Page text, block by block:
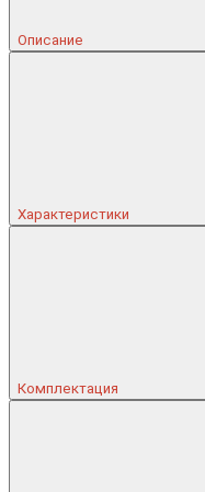
Описание
Характеристики
Комплектация